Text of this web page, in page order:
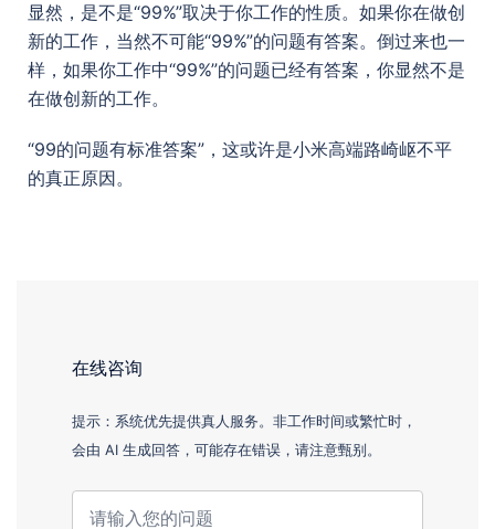
显然，是不是“99%”取决于你工作的性质。如果你在做创
新的工作，当然不可能“99%”的问题有答案。倒过来也一
样，如果你工作中“99%”的问题已经有答案，你显然不是
在做创新的工作。
“99的问题有标准答案”，这或许是小米高端路崎岖不平
的真正原因。
在线咨询
提示：系统优先提供真人服务。非工作时间或繁忙时，
会由 AI 生成回答，可能存在错误，请注意甄别。